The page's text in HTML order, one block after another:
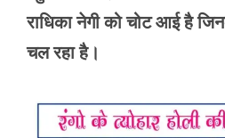
राधिका नेगी को चोट आई है
चल रहा है।